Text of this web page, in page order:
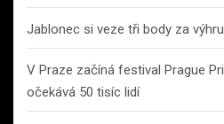
Jablonec si veze tři body za
V Praze začíná festival Prague
očekává 50 tisíc lidí